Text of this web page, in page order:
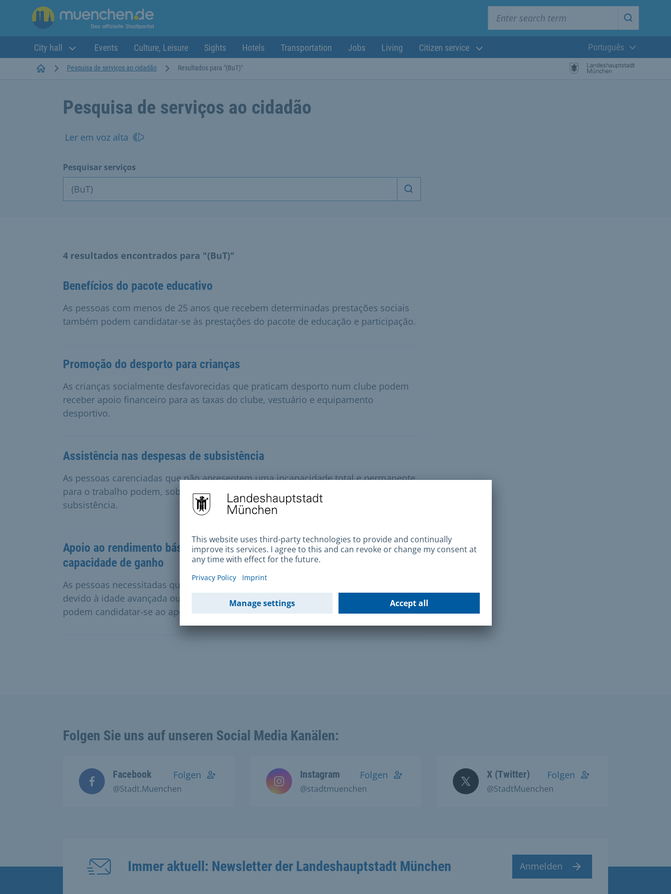
Start
City hall Events Culture, Leisure Sights Hotels Transportation Jobs Living Citizen service
Língua atual:
Português
StartseitePesquisa de serviços ao cidadão Resultados para "(BuT)"
Pesquisa de serviços ao cidadão
Ler em voz alta
Pesquisar serviços
Iniciar pesquisa
4 resultados encontrados para "(BuT)"
Benefícios do pacote educativo
As pessoas com menos de 25 anos que recebem determinadas prestações sociais
também podem candidatar-se às prestações do pacote de educação e participação.
Promoção do desporto para crianças
As crianças socialmente desfavorecidas que praticam desporto num clube podem
receber apoio financeiro para as taxas do clube, vestuário e equipamento
desportivo.
Assistência nas despesas de subsistência
As pessoas carenciadas que não apresentem uma incapacidade total e permanente
para o trabalho podem, sob determinadas condições, solicitar um subsídio de
subsistência.
Apoio ao rendimento básico na velhice e em caso de redução da
capacidade de ganho
As pessoas necessitadas que abandonaram definitivamente o mercado de trabalho
devido à idade avançada ou à redução total permanente da capacidade de ganho
podem candidatar-se ao apoio ao rendimento de base.
Folgen Sie uns auf unseren Social Media Kanälen:
Facebook
@Stadt.Muenchen
Folgen Instagram
@stadtmuenchen
Folgen X (Twitter)
@StadtMuenchen
Folgen
Immer aktuell: Newsletter der Landeshauptstadt München Anmelden